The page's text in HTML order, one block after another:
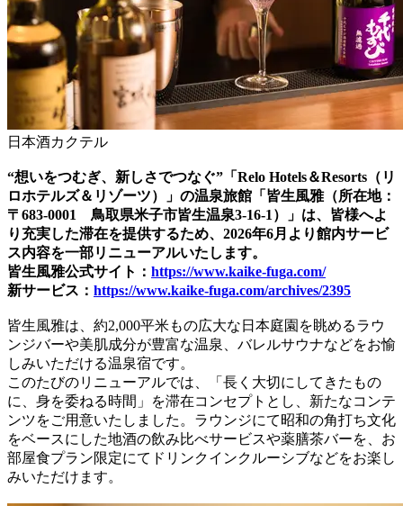
日本酒カクテル
“想いをつむぎ、新しさでつなぐ”「Relo Hotels＆Resorts（リ
ロホテルズ＆リゾーツ）」の温泉旅館「皆生風雅（所在地：
〒683-0001 鳥取県米子市皆生温泉3-16-1）」は、皆様へよ
り充実した滞在を提供するため、2026年6月より館内サービ
ス内容を一部リニューアルいたします。
皆生風雅公式サイト： https://www.kaike-fuga.com/
新サービス： https://www.kaike-fuga.com/archives/2395
皆生風雅は、約2,000平米もの広大な日本庭園を眺めるラウ
ンジバーや美肌成分が豊富な温泉、バレルサウナなどをお愉
しみいただける温泉宿です。
このたびのリニューアルでは、「長く大切にしてきたもの
に、身を委ねる時間」を滞在コンセプトとし、新たなコンテ
ンツをご用意いたしました。ラウンジにて昭和の角打ち文化
をベースにした地酒の飲み比べサービスや薬膳茶バーを、お
部屋食プラン限定にてドリンクインクルーシブなどをお楽し
みいただけます。